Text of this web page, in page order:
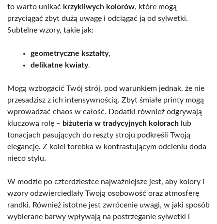
to warto unikać krzykliwych kolorów, które mogą
przyciągać zbyt dużą uwagę i odciągać ją od sylwetki.
Subtelne wzory, takie jak:
geometryczne kształty,
delikatne kwiaty.
Mogą wzbogacić Twój strój, pod warunkiem jednak, że nie
przesadzisz z ich intensywnością. Zbyt śmiałe printy mogą
wprowadzać chaos w całość. Dodatki również odgrywają
kluczową rolę – biżuteria w tradycyjnych kolorach lub
tonacjach pasujących do reszty stroju podkreśli Twoją
elegancję. Z kolei torebka w kontrastującym odcieniu doda
nieco stylu.
W modzie po czterdziestce najważniejsze jest, aby kolory i
wzory odzwierciedlały Twoją osobowość oraz atmosferę
randki. Również istotne jest zwrócenie uwagi, w jaki sposób
wybierane barwy wpływają na postrzeganie sylwetki i